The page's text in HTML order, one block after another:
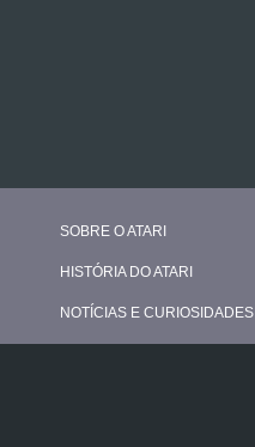
SOBRE O ATARI
HISTÓRIA DO ATARI
NOTÍCIAS E CURIOSIDADES